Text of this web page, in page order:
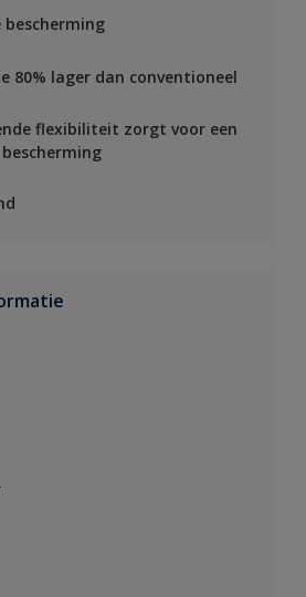
bescherming
80% lager dan conventioneel
flexibiliteit zorgt voor een